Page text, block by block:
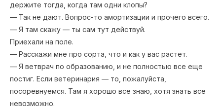
держите тогда, когда там одни клопы?
— Так не дают. Вопрос-то амортизации и прочего всего.
— Я там скажу — ты сам тут действуй.
Приехали на поле.
— Расскажи мне про сорта, что и как у вас растет.
— Я ветврач по образованию, и не полностью все еще
постиг. Если ветеринария — то, пожалуйста,
посоревнуемся. Там я хорошо все знаю, хотя знать все
невозможно.